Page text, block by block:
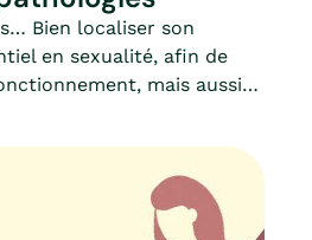
Bien localiser son
en sexualité, afin de
mais aussi
intimes ou les
d’apprendre à identifier
ne va pas.Et surtout,
il est important de